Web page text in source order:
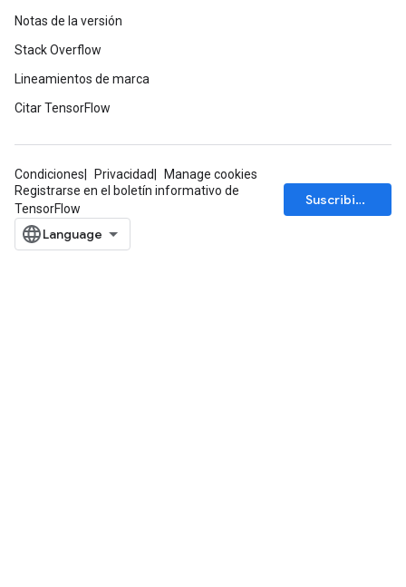
Notas de la versión
Stack Overflow
Lineamientos de marca
Citar TensorFlow
Condiciones Privacidad
Manage cookies
Registrarse en el boletín informativo de
TensorFlow
Suscribirse